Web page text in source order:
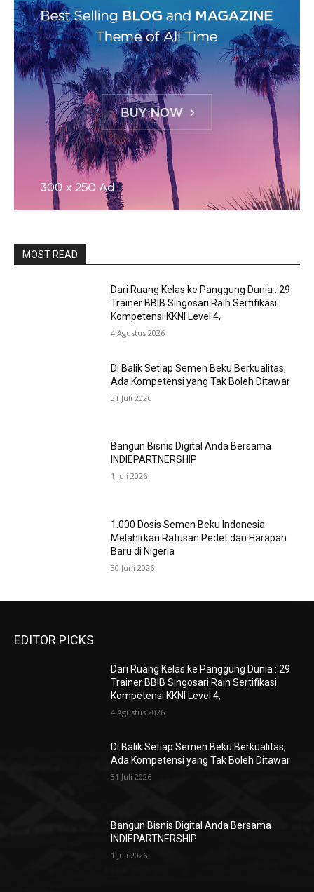
MOST READ
Dari Ruang Kelas ke Panggung Dunia : 29
Trainer BBIB Singosari Raih Sertifikasi
Kompetensi KKNI Level 4,
4 Agustus 2026
Di Balik Setiap Semen Beku Berkualitas,
Ada Kompetensi yang Tak Boleh Ditawar
31 Juli 2026
Bangun Bisnis Digital Anda Bersama
INDIEPARTNERSHIP
1 Juli 2026
1.000 Dosis Semen Beku Indonesia
Melahirkan Ratusan Pedet dan Harapan
Baru di Nigeria
30 Juni 2026
EDITOR PICKS
Dari Ruang Kelas ke Panggung Dunia : 29
Trainer BBIB Singosari Raih Sertifikasi
Kompetensi KKNI Level 4,
4 Agustus 2026
Di Balik Setiap Semen Beku Berkualitas,
Ada Kompetensi yang Tak Boleh Ditawar
31 Juli 2026
Bangun Bisnis Digital Anda Bersama
INDIEPARTNERSHIP
1 Juli 2026